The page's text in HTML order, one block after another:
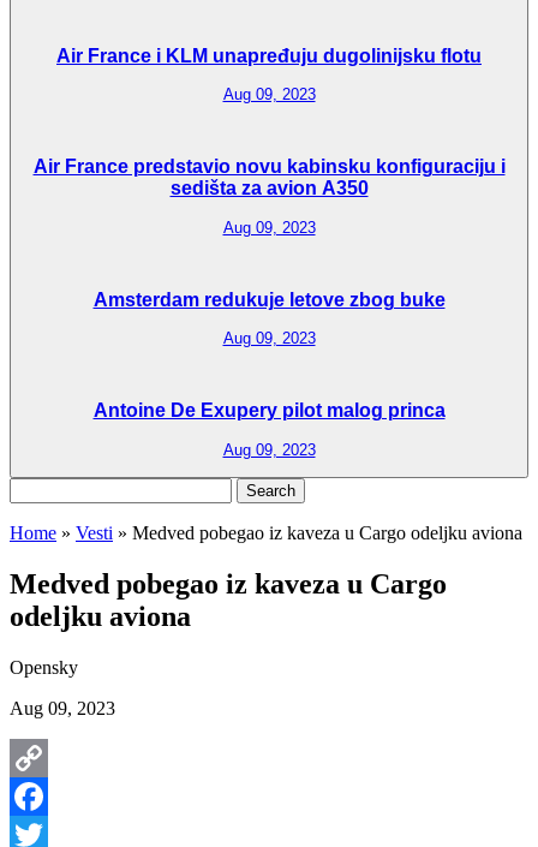
Air France i KLM unapređuju dugolinijsku flotu
Aug 09, 2023
Air France predstavio novu kabinsku konfiguraciju i
sedišta za avion A350
Aug 09, 2023
Amsterdam redukuje letove zbog buke
Aug 09, 2023
Antoine De Exupery pilot malog princa
Aug 09, 2023
for:
Home » Vesti » Medved pobegao iz kaveza u Cargo odeljku aviona
Medved pobegao iz kaveza u Cargo
odeljku aviona
Opensky
Aug 09, 2023
Copy
Link
Facebook